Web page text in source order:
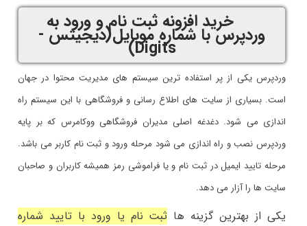
خرید افزونه ثبت نام و ورود به
وردپرس با شماره موبایل(دیجیتس -
Digits)
وردپرس یکی از پر استفاده ترین سیستم های مدیریت محتوا در جهان
است. بسیاری از سایت های اطلاع رسانی و فروشگاهی با این سیستم راه
اندازی می شود. دغدغه اصلی مدیران فروشگاهی ووکامرس که بر پایه
وردپرس نصب و راه اندازی می شود مرحله ورود و ثبت نام کاربر می باشد.
مرحله تایید ایمیل در ثبت نام و یا فراموشی رمز همیشه کاربران و صاحبان
سایت ها را آزار می دهد.
یکی از بهترین گزینه ها ثبت نام یا ورود با تایید شماره